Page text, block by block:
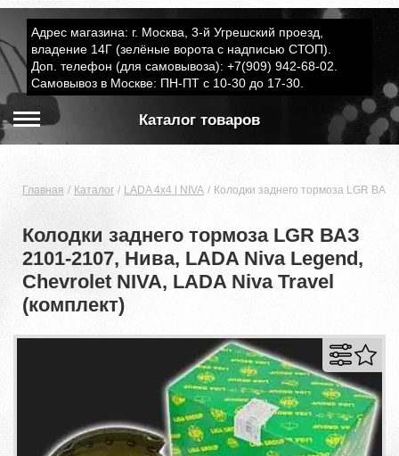
Адрес магазина: г. Москва, 3-й Угрешский проезд,
владение 14Г (зелёные ворота с надписью СТОП).
Доп. телефон (для самовывоза): +7(909) 942-68-02.
Самовывоз в Москве: ПН-ПТ с 10-30 до 17-30.
Каталог товаров
Главная Каталог LADA 4x4 | NIVA Колодки заднего тормоза LGR ВАЗ
Колодки заднего тормоза LGR ВАЗ
2101-2107, Нива, LADA Niva Legend,
Chevrolet NIVA, LADA Niva Travel
(комплект)